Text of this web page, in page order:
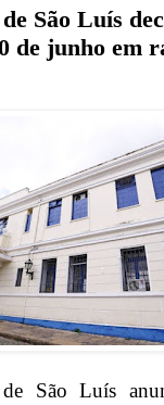
São Luís
de junho em
São Luís